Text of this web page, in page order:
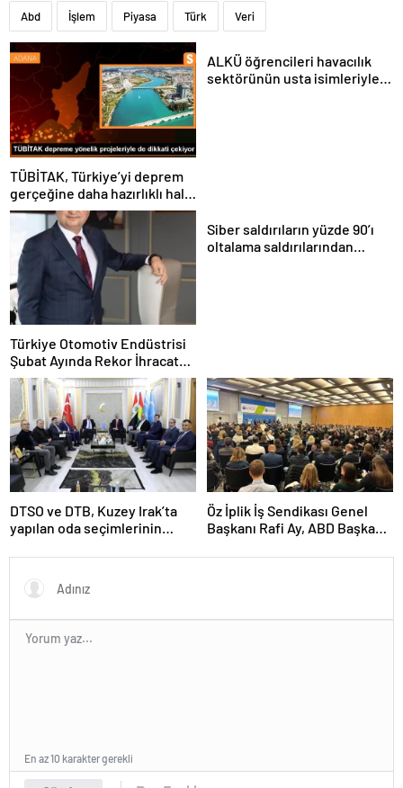
Abd İşlem Piyasa Türk Veri
TÜBİTAK, Türkiye’yi deprem
gerçeğine daha hazırlıklı hale
getiriyor
ALKÜ öğrencileri havacılık
sektörünün usta isimleriyle
Türkiye Otomotiv Endüstrisi
Şubat Ayında Rekor İhracat
Yaptı
Siber saldırıların yüzde 90’ı
oltalama saldırılarından
DTSO ve DTB, Kuzey Irak’ta
yapılan oda seçimlerinin
güçlendirmek için ziyaretler
gerçekleştirdi
Öz İplik İş Sendikası Genel
Başkanı Rafi Ay, ABD Başkanı
ile görüştü
En az 10 karakter gerekli